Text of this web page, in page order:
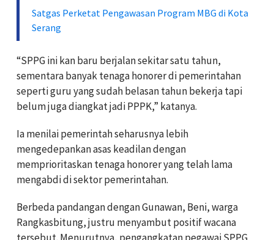
Satgas Perketat Pengawasan Program MBG di Kota
Serang
“SPPG ini kan baru berjalan sekitar satu tahun,
sementara banyak tenaga honorer di pemerintahan
seperti guru yang sudah belasan tahun bekerja tapi
belum juga diangkat jadi PPPK,” katanya.
Ia menilai pemerintah seharusnya lebih
mengedepankan asas keadilan dengan
memprioritaskan tenaga honorer yang telah lama
mengabdi di sektor pemerintahan.
Berbeda pandangan dengan Gunawan, Beni, warga
Rangkasbitung, justru menyambut positif wacana